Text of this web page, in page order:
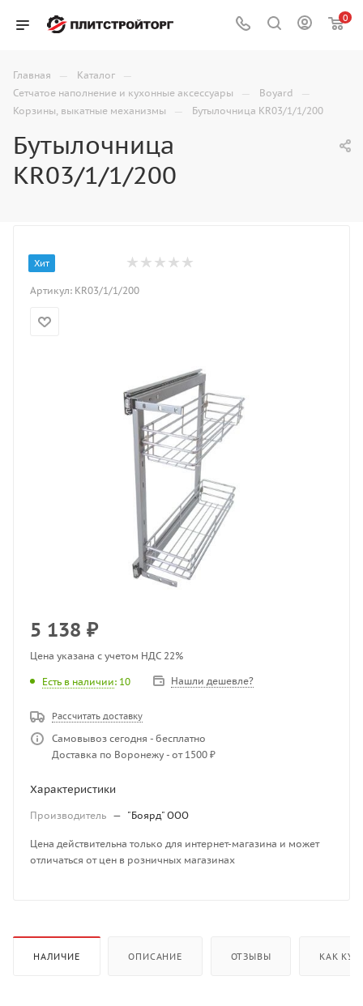
0
Главная — Каталог —
Сетчатое наполнение и кухонные аксессуары — Boyard —
Корзины, выкатные механизмы — Бутылочница KR03/1/1/200
Бутылочница
KR03/1/1/200
Хит
Артикул: KR03/1/1/200
5 138 ₽
Цена указана с учетом НДС 22%
Есть в наличии: 10 Нашли дешевле?
Рассчитать доставку
Самовывоз сегодня - бесплатно
Доставка по Воронежу - от 1500 ₽
Характеристики
Производитель — "Боярд" ООО
Цена действительна только для интернет-магазина и может
отличаться от цен в розничных магазинах
НАЛИЧИЕ ОПИСАНИЕ ОТЗЫВЫ КАК